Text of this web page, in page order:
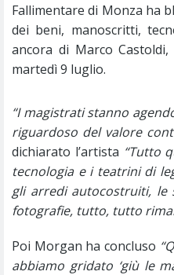
Fallimentare di Monza ha
dei beni, manoscritti,
ancora di Marco
martedì 9 luglio.
“I magistrati stanno
riguardoso del valore
dichiarato l’artista “Tutto
tecnologia e i teatrini di
gli arredi autocostruiti,
fotografie, tutto, tutto
Poi Morgan ha concluso
abbiamo gridato ‘giù le